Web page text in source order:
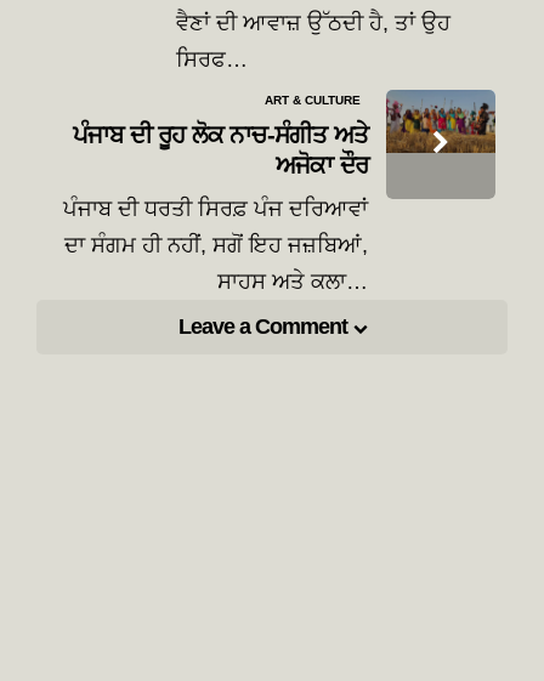
ਵੈਣਾਂ ਦੀ ਆਵਾਜ਼ ਉੱਠਦੀ ਹੈ, ਤਾਂ ਉਹ
ਸਿਰਫ…
ART & CULTURE
ਪੰਜਾਬ ਦੀ ਰੂਹ ਲੋਕ ਨਾਚ-ਸੰਗੀਤ ਅਤੇ
ਅਜੋਕਾ ਦੌਰ
ਪੰਜਾਬ ਦੀ ਧਰਤੀ ਸਿਰਫ਼ ਪੰਜ ਦਰਿਆਵਾਂ
ਦਾ ਸੰਗਮ ਹੀ ਨਹੀਂ, ਸਗੋਂ ਇਹ ਜਜ਼ਬਿਆਂ,
ਸਾਹਸ ਅਤੇ ਕਲਾ…
Leave a Comment